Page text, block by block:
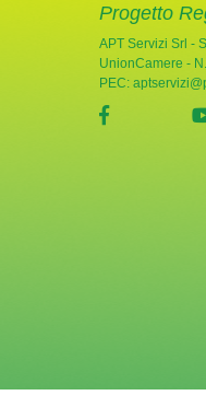
Progetto
APT Servizi Srl -
UnionCamere -
PEC:
visita la